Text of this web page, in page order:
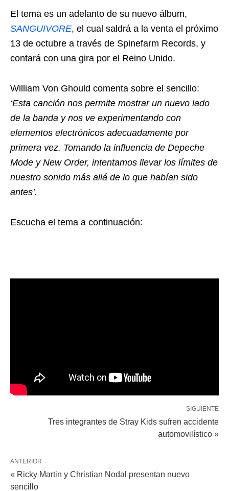
El tema es un adelanto de su nuevo álbum,
SANGUIVORE, el cual saldrá a la venta el próximo
13 de octubre a través de Spinefarm Records, y
contará con una gira por el Reino Unido.
William Von Ghould comenta sobre el sencillo:
‘Esta canción nos permite mostrar un nuevo lado
de la banda y nos ve experimentando con
elementos electrónicos adecuadamente por
primera vez. Tomando la influencia de Depeche
Mode y New Order, intentamos llevar los límites de
nuestro sonido más allá de lo que habían sido
antes’.
Escucha el tema a continuación:
SIGUIENTE
Tres integrantes de Stray Kids sufren accidente
automovilístico »
ANTERIOR
« Ricky Martin y Christian Nodal presentan nuevo
sencillo